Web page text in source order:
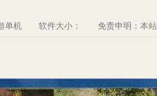
单机 软件大小： 免责申明：本站